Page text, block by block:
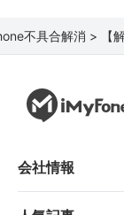
不具合解消 > 【
会社情報